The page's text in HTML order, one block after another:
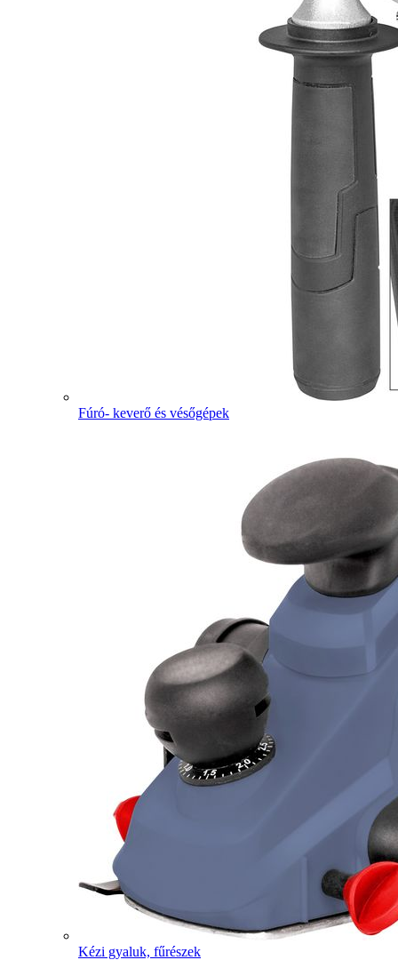
Fúró- keverő és vésőgépek
Kézi gyaluk, fűrészek